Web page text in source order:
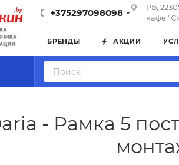
+375297098098
РБ,
кафе
БРЕНДЫ АКЦИИ
- Рамка 5